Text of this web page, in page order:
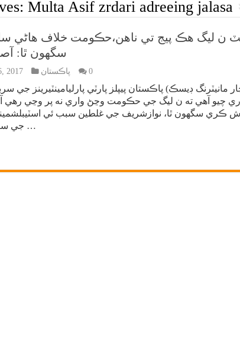
Multa Asif zrdari adreeing jalasa
ن ليگ هڪ پيج تي ناهن،حڪومت خلاف
سگهون ٿا:
2017 پاڪستان 0
مانيٽرنگ ڊيسڪ) پاڪستان پيپلز پارٽي پارليامينٽيرينز جي
چيو آهي ته ن ليگ جي حڪومت وڃڻ واري نه پر وڃي
ڪري سگهون ٿا، نوازشريف جي غلطين سبب ئي
جي سرڪار هڪ پيج …